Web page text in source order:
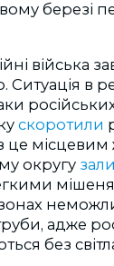
березі
війська
в
скоротили
це
округу
адже
без